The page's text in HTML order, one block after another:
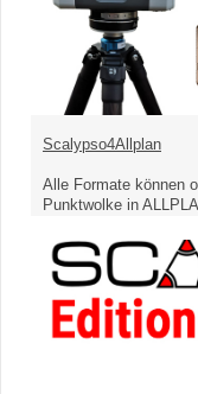
Scalypso4Allplan
Alle Formate können
Punktwolke in